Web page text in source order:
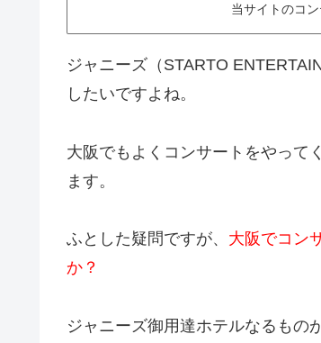
当サイトのコ
ジャニーズ（STARTO
したいですよね。
大阪でもよくコンサートをやって
ます。
ふとした疑問ですが、 大阪でコン
か？
ジャニーズ御用達ホテルなるもの